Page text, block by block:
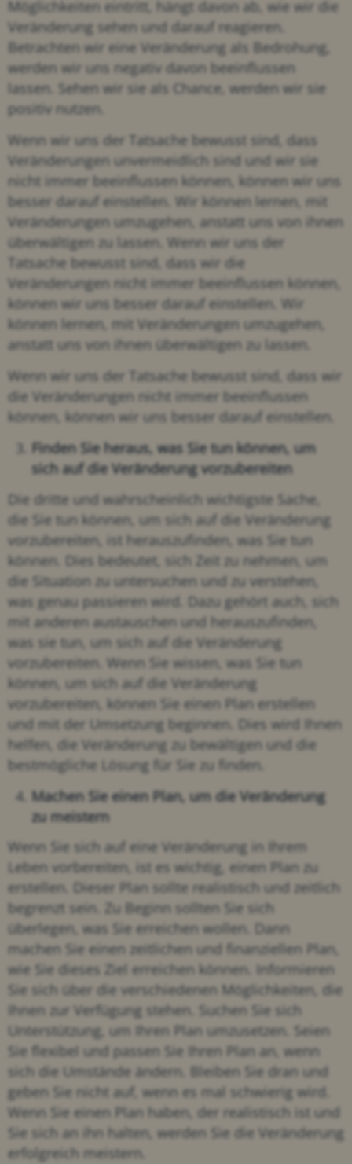
Möglichkeiten eintritt, hängt davon ab, wie wir die
Veränderung sehen und darauf reagieren.
Betrachten wir eine Veränderung als Bedrohung,
werden wir uns negativ davon beeinflussen
lassen. Sehen wir sie als Chance, werden wir sie
positiv nutzen.
Wenn wir uns der Tatsache bewusst sind, dass
Veränderungen unvermeidlich sind und wir sie
nicht immer beeinflussen können, können wir uns
besser darauf einstellen. Wir können lernen, mit
Veränderungen umzugehen, anstatt uns von ihnen
überwältigen zu lassen. Wenn wir uns der
Tatsache bewusst sind, dass wir die
Veränderungen nicht immer beeinflussen können,
können wir uns besser darauf einstellen. Wir
können lernen, mit Veränderungen umzugehen,
anstatt uns von ihnen überwältigen zu lassen.
Wenn wir uns der Tatsache bewusst sind, dass wir
die Veränderungen nicht immer beeinflussen
können, können wir uns besser darauf einstellen.
Finden Sie heraus, was Sie tun können, um
sich auf die Veränderung vorzubereiten
Die dritte und wahrscheinlich wichtigste Sache,
die Sie tun können, um sich auf die Veränderung
vorzubereiten, ist herauszufinden, was Sie tun
können. Dies bedeutet, sich Zeit zu nehmen, um
die Situation zu untersuchen und zu verstehen,
was genau passieren wird. Dazu gehört auch, sich
mit anderen austauschen und herauszufinden,
was sie tun, um sich auf die Veränderung
vorzubereiten. Wenn Sie wissen, was Sie tun
können, um sich auf die Veränderung
vorzubereiten, können Sie einen Plan erstellen
und mit der Umsetzung beginnen. Dies wird Ihnen
helfen, die Veränderung zu bewältigen und die
bestmögliche Lösung für Sie zu finden.
Machen Sie einen Plan, um die Veränderung
zu meistern
Wenn Sie sich auf eine Veränderung in Ihrem
Leben vorbereiten, ist es wichtig, einen Plan zu
erstellen. Dieser Plan sollte realistisch und zeitlich
begrenzt sein. Zu Beginn sollten Sie sich
überlegen, was Sie erreichen wollen. Dann
machen Sie einen zeitlichen und finanziellen Plan,
wie Sie dieses Ziel erreichen können. Informieren
Sie sich über die verschiedenen Möglichkeiten, die
Ihnen zur Verfügung stehen. Suchen Sie sich
Unterstützung, um Ihren Plan umzusetzen. Seien
Sie flexibel und passen Sie Ihren Plan an, wenn
sich die Umstände ändern. Bleiben Sie dran und
geben Sie nicht auf, wenn es mal schwierig wird.
Wenn Sie einen Plan haben, der realistisch ist und
Sie sich an ihn halten, werden Sie die Veränderung
erfolgreich meistern.